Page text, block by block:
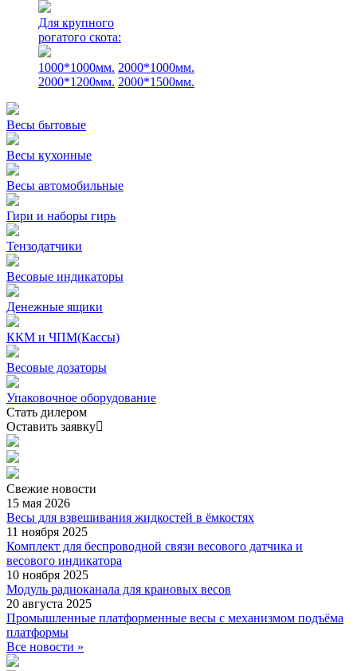
Для крупного
рогатого скота:
1000*1000мм. 2000*1000мм.
2000*1200мм. 2000*1500мм.
Весы бытовые
Весы кухонные
Весы автомобильные
Гири и наборы гирь
Тензодатчики
Весовые индикаторы
Денежные ящики
ККМ и ЧПМ(Кассы)
Весовые дозаторы
Упаковочное оборудование
Стать дилером
Оставить заявку
Свежие новости
15 мая 2026
Весы для взвешивания жидкостей в ёмкостях
11 ноября 2025
Комплект для беспроводной связи весового датчика и
весового индикатора
10 ноября 2025
Модуль радиоканала для крановых весов
20 августа 2025
Промышленные платформенные весы с механизмом подъёма
платформы
Все новости »